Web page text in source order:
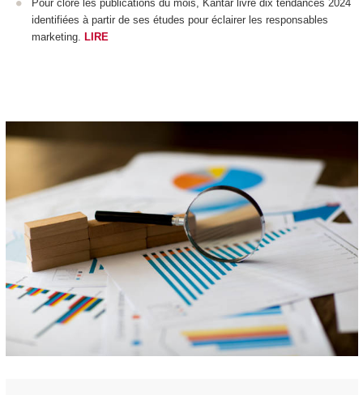
Pour clore les publications du mois, Kantar livre dix tendances 2024
identifiées à partir de ses études pour éclairer les responsables
marketing.
LIRE